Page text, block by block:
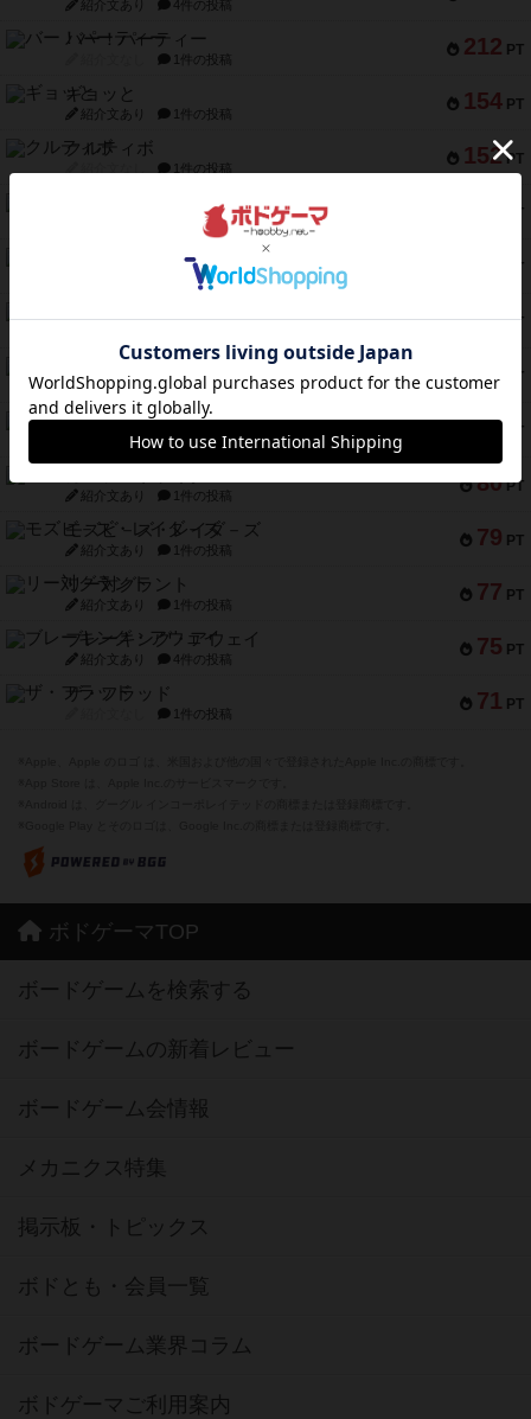
紹介文あり 4件の投稿
212 PT
バー！パーティー
1件の投稿
154 PT
ギョッと
紹介文あり 1件の投稿
152 PT
クルティボ
1件の投稿
PT
1件の投稿
PT
ドブル：ポケットモンスター
4件の投稿
118 PT
94 PT
ファースト・イン・フライト
紹介文あり 3件の投稿
88 PT
ダイススローン
紹介文なし 1件の投稿
80 PT
紹介文あり 1件の投稿
79 PT
モズビ－ズ・レイダ－ズ
紹介文あり 1件の投稿
77 PT
リー対グラント
紹介文あり 1件の投稿
75 PT
ブレーキング・アウェイ
紹介文あり 4件の投稿
71 PT
ザ・フラッド
1件の投稿
ボドゲーマTOP
ボードゲームを検索する
ボードゲームの新着レビュー
ボードゲーム会情報
メカニクス特集
掲示板・トピックス
ボドとも・会員一覧
ボードゲーム業界コラム
ボドゲーマご利用案内